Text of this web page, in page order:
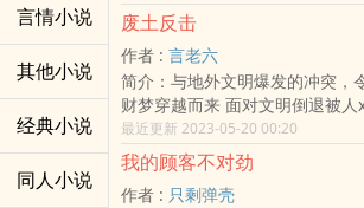
言情小说
其他小说
经典小说
同人小说
废土反击
作者 : 言老六
简介：与地外文明爆发的冲突，
财梦穿越而来 面对文明倒退被
he冬天的yin云下人类能否再次屹
救援究竟能否让两个世界重归和
最近更新 2023-05-20 00:20
我的顾客不对劲
作者 : 只剩弹壳